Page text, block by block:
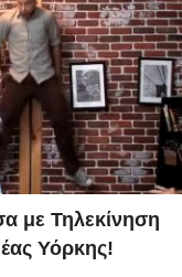
με Τηλεκίνηση
Υόρκης!